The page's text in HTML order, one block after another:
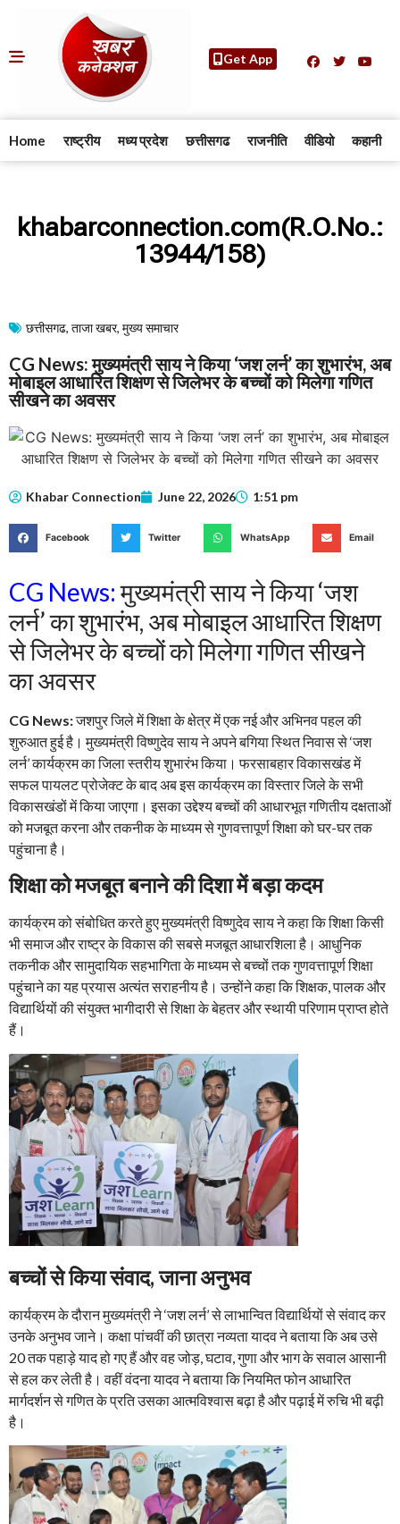
Get App
Home राष्ट्रीय मध्य प्रदेश छत्तीसगढ राजनीति वीडियो कहानी
khabarconnection.com(R.O.No.:
13944/158)
छत्तीसगढ, ताजा खबर, मुख्य समाचार​
CG News: मुख्यमंत्री साय ने किया ‘जश लर्न’ का शुभारंभ, अब
मोबाइल आधारित शिक्षण से जिलेभर के बच्चों को मिलेगा गणित
सीखने का अवसर
Khabar Connection June 22, 2026 1:51 pm
Facebook Twitter WhatsApp Email
CG News:मुख्यमंत्री साय ने किया ‘जश
लर्न’ का शुभारंभ, अब मोबाइल आधारित शिक्षण
से जिलेभर के बच्चों को मिलेगा गणित सीखने
का अवसर
CG News:जशपुर जिले में शिक्षा के क्षेत्र में एक नई और अभिनव पहल की
शुरुआत हुई है। मुख्यमंत्री विष्णुदेव साय ने अपने बगिया स्थित निवास से ‘जश
लर्न’ कार्यक्रम का जिला स्तरीय शुभारंभ किया। फरसाबहार विकासखंड में
सफल पायलट प्रोजेक्ट के बाद अब इस कार्यक्रम का विस्तार जिले के सभी
विकासखंडों में किया जाएगा। इसका उद्देश्य बच्चों की आधारभूत गणितीय दक्षताओं
को मजबूत करना और तकनीक के माध्यम से गुणवत्तापूर्ण शिक्षा को घर-घर तक
पहुंचाना है।
शिक्षा को मजबूत बनाने की दिशा में बड़ा कदम
कार्यक्रम को संबोधित करते हुए मुख्यमंत्री विष्णुदेव साय ने कहा कि शिक्षा किसी
भी समाज और राष्ट्र के विकास की सबसे मजबूत आधारशिला है। आधुनिक
तकनीक और सामुदायिक सहभागिता के माध्यम से बच्चों तक गुणवत्तापूर्ण शिक्षा
पहुंचाने का यह प्रयास अत्यंत सराहनीय है। उन्होंने कहा कि शिक्षक, पालक और
विद्यार्थियों की संयुक्त भागीदारी से शिक्षा के बेहतर और स्थायी परिणाम प्राप्त होते
हैं।
बच्चों से किया संवाद, जाना अनुभव
कार्यक्रम के दौरान मुख्यमंत्री ने ‘जश लर्न’ से लाभान्वित विद्यार्थियों से संवाद कर
उनके अनुभव जाने। कक्षा पांचवीं की छात्रा नव्यता यादव ने बताया कि अब उसे
20 तक पहाड़े याद हो गए हैं और वह जोड़, घटाव, गुणा और भाग के सवाल आसानी
से हल कर लेती है। वहीं वंदना यादव ने बताया कि नियमित फोन आधारित
मार्गदर्शन से गणित के प्रति उसका आत्मविश्वास बढ़ा है और पढ़ाई में रुचि भी बढ़ी
है।